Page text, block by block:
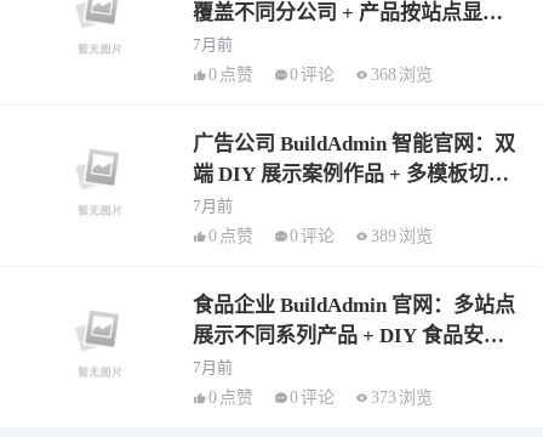
覆盖不同分公司 + 产品按站点显示
物流线路 + AI 物流知识文章
7月前
0 点赞 0评论 368 浏览
广告公司 BuildAdmin 智能官网：双
端 DIY 展示案例作品 + 多模板切换
品牌风格 + AI 行业资讯批量生成
7月前
0 点赞 0评论 389 浏览
食品企业 BuildAdmin 官网：多站点
展示不同系列产品 + DIY 食品安全
板块 + AI 营养知识文章生成
7月前
0 点赞 0评论 373 浏览